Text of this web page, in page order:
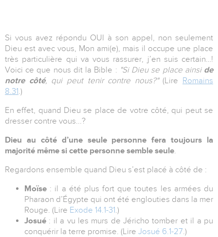
Si vous avez répondu OUI à son appel, non seulement
Dieu est avec vous, Mon ami(e), mais il occupe une place
très particulière qui va vous rassurer, j’en suis certain…!
Voici ce que nous dit la Bible : "Si Dieu se place ainsi de
notre côté, qui peut tenir contre nous?"(Lire
Romains
8.31.)
En effet, quand Dieu se place de votre côté, qui peut se
dresser contre vous...?
Dieu au côté d’une seule personne fera toujours la
majorité même si cette personne semble seule.
Regardons ensemble quand Dieu s’est placé à côté de :
Moïse : il a été plus fort que toutes les armées du
Pharaon d’Égypte qui ont été englouties dans la mer
Rouge. (Lire Exode 14.1-31.)
Josué : il a vu les murs de Jéricho tomber et il a pu
conquérir la terre promise. (Lire Josué 6.1-27.)